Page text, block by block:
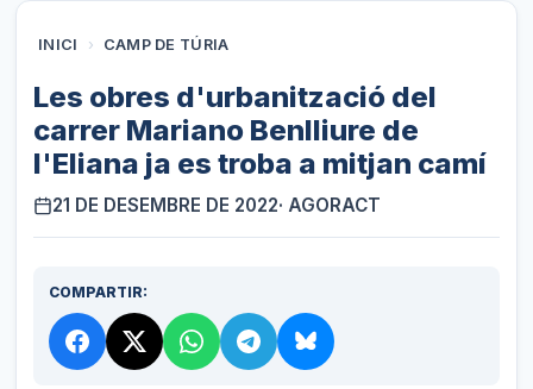
INICI › CAMP DE TÚRIA
Les obres d'urbanització del
carrer Mariano Benlliure de
l'Eliana ja es troba a mitjan camí
21 DE DESEMBRE DE 2022· AGORACT
COMPARTIR: